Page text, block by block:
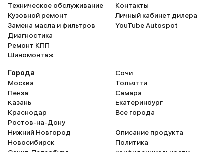
Техническое обслуживание
Кузовной ремонт
Замена масла и фильтров
Диагностика
Ремонт КПП
Шиномонтаж
Контакты
Личный кабинет дилера
YouTube Autospot
Города
Москва
Пенза
Казань
Краснодар
Ростов-на-Дону
Нижний Новгород
Новосибирск
Сочи
Тольятти
Самара
Екатеринбург
Все города
Описание продукта
Политика